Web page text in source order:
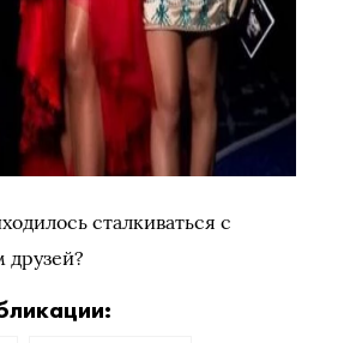
сталкиваться с
друзей?